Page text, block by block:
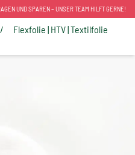
UND SPAREN – UNSER TEAM HILFT GERNE!
/
Flexfolie | HTV | Textilfolie